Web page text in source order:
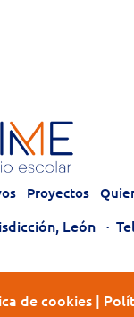
Proyectos
León·
de cookies|